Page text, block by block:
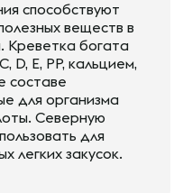
способствуют
веществ в
Креветка богата
D, Е, РР, кальцием,
составе
для организма
Северную
для
легких закусок.